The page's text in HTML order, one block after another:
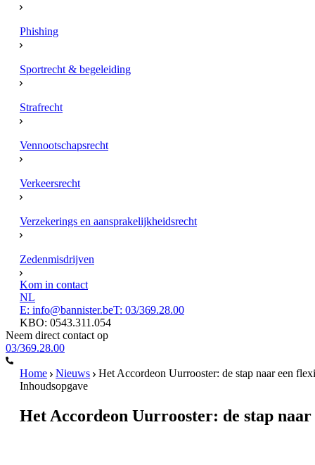
Phishing
Sportrecht & begeleiding
Strafrecht
Vennootschapsrecht
Verkeersrecht
Verzekerings en aansprakelijkheidsrecht
Zedenmisdrijven
Kom in contact
NL
E: info@bannister.beT: 03/369.28.00
KBO: 0543.311.054
Neem direct contact op
03/369.28.00
Home Nieuws
Het Accordeon Uurrooster: de stap naar een
Inhoudsopgave
Het Accordeon Uurrooster: de stap